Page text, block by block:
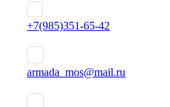
+7(985)351-65-42
armada_mos@mail.ru